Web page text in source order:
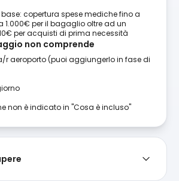
copertura spese mediche fino a
1.000€ per il bagaglio oltre ad un
per acquisti di prima necessità
non comprende
r aeroporto (puoi aggiungerlo in fase di
non è indicato in "Cosa è incluso"